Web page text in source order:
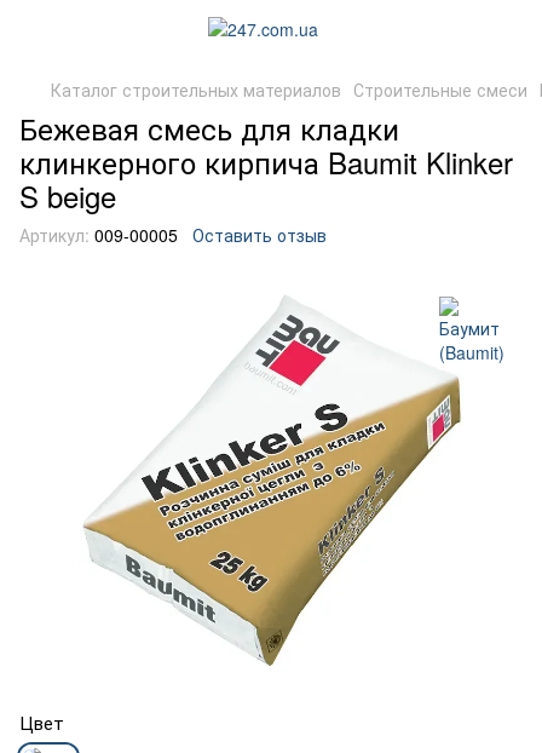
Каталог строительных материалов Строительные смеси
Бежевая смесь для кладки
клинкерного кирпича Baumit Klinker
S beige
Артикул: 009-00005 Оставить отзыв
Цвет